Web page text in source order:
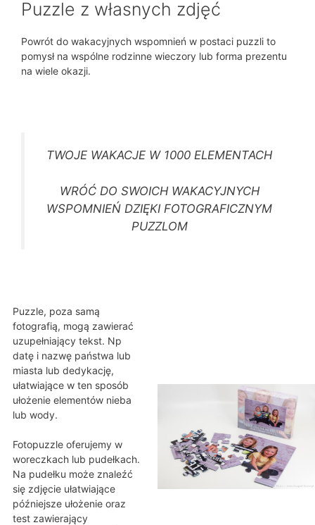
Puzzle z własnych zdjęć
Powrót do wakacyjnych wspomnień w postaci puzzli to
pomysł na wspólne rodzinne wieczory lub forma prezentu
na wiele okazji.
TWOJE WAKACJE W 1000 ELEMENTACH
WRÓĆ DO SWOICH WAKACYJNYCH
WSPOMNIEŃ DZIĘKI FOTOGRAFICZNYM
PUZZLOM
Puzzle, poza samą
fotografią, mogą zawierać
uzupełniający tekst. Np
datę i nazwę państwa lub
miasta lub dedykację,
ułatwiające w ten sposób
ułożenie elementów nieba
lub wody.
Fotopuzzle oferujemy w
woreczkach lub pudełkach.
Na pudełku może znaleźć
się zdjęcie ułatwiające
późniejsze ułożenie oraz
test zawierający